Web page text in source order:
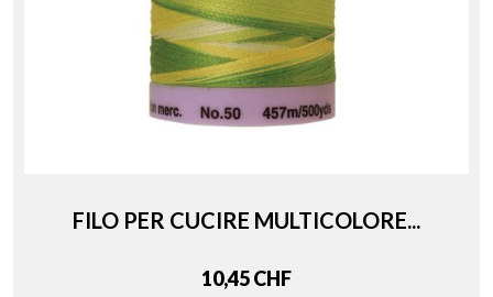
FILO PER CUCIRE MULTICOLORE...
Price
10,45 CHF